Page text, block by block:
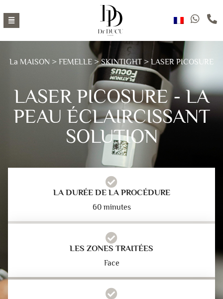
La MAISON > FEMELLE >SKINTIGHT> LASER PICOSURE
LASER PICOSURE - LA
PEAU ÉCLAIRCISSANT
SOLUTION
LA DURÉE DE LA PROCÉDURE
60 minutes
LES ZONES TRAITÉES
Face